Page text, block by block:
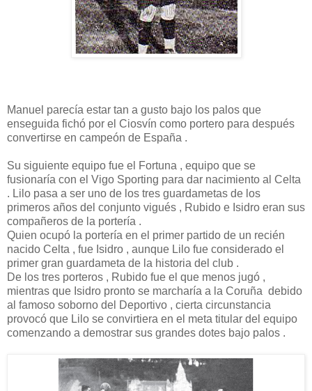
Manuel parecía estar tan a gusto bajo los palos que
enseguida fichó por el Ciosvín como portero para después
convertirse en campeón de España .
Su siguiente equipo fue el Fortuna , equipo que se
fusionaría con el Vigo Sporting para dar nacimiento al Celta
. Lilo pasa a ser uno de los tres guardametas de los
primeros años del conjunto vigués , Rubido e Isidro eran sus
compañeros de la portería .
Quien ocupó la portería en el primer partido de un recién
nacido Celta , fue Isidro , aunque Lilo fue considerado el
primer gran guardameta de la historia del club .
De los tres porteros , Rubido fue el que menos jugó ,
mientras que Isidro pronto se marcharía a la Coruña debido
al famoso soborno del Deportivo , cierta circunstancia
provocó que Lilo se convirtiera en el meta titular del equipo
comenzando a demostrar sus grandes dotes bajo palos .